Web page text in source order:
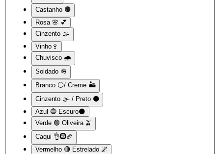
Castanho 🟤
Rosa 🌸 💕
Cinzento 🌫️
Vinho🍷
Chuvisco 🌧️
Soldado 🪖
Branco ⚪/ Creme 🏜️
Cinzento 🌫️ / Preto ⚫
Azul 🔵 Escuro🌑
Verde 🟢 Oliveira 🫒
Caqui 👌🛞🏉
Vermelho 🔴 Estrelado 🌌